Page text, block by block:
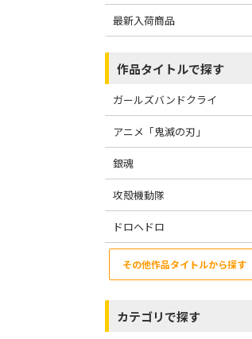
最新入荷商品
作品タイトルで探す
ガールズバンドクライ
アニメ「鬼滅の刃」
銀魂
攻殻機動隊
ドロヘドロ
その他作品タイトルから探す
カテゴリで探す